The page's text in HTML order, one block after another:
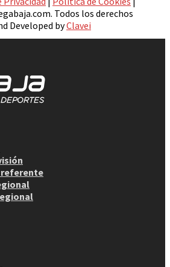
Todos los derechos
Developed byClavei